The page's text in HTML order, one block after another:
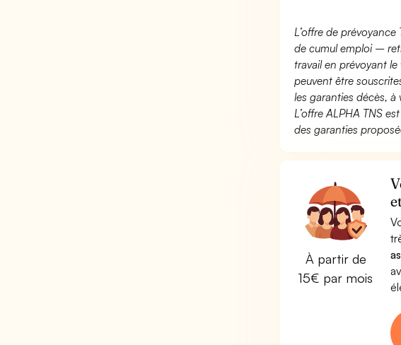
L’offre de
de cumul emploi –
travail en prévoyant le
peuvent être
les garanties décès, à
L’offre ALPHA TNS
des garanties
À partir de
15€ par mois